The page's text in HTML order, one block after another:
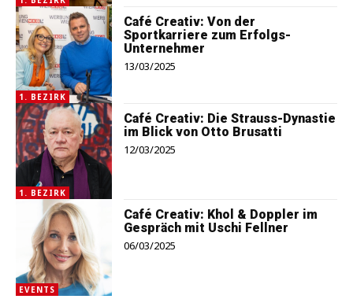
1. BEZIRK
Café Creativ: Von der
Sportkarriere zum Erfolgs-
Unternehmer
13/03/2025
1. BEZIRK
Café Creativ: Die Strauss-Dynastie
im Blick von Otto Brusatti
12/03/2025
EVENTS
Café Creativ: Khol & Doppler im
Gespräch mit Uschi Fellner
06/03/2025